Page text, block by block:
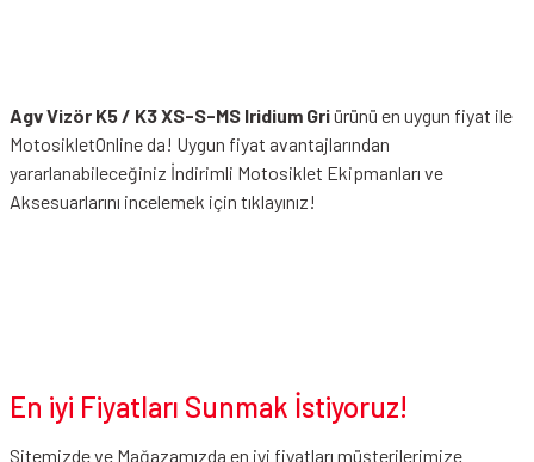
Agv Vizör K5 / K3 XS-S-MS Iridium Griürünü en uygun fiyat ile
MotosikletOnline da! Uygun fiyat avantajlarından
yararlanabileceğiniz İndirimli Motosiklet Ekipmanları ve
Aksesuarlarını incelemek için tıklayınız!
En iyi Fiyatları Sunmak İstiyoruz!
Sitemizde ve Mağazamızda en iyi fiyatları müşterilerimize